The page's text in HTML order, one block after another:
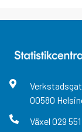
00580
Växel 029